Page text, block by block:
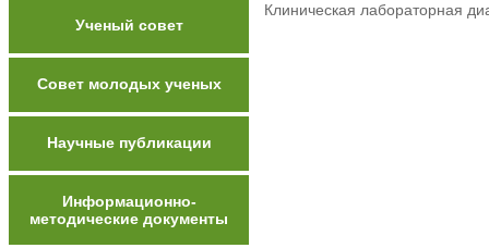
Ученый совет
Совет молодых ученых
Научные публикации
Информационно-
методические документы
Клиническая лабораторная